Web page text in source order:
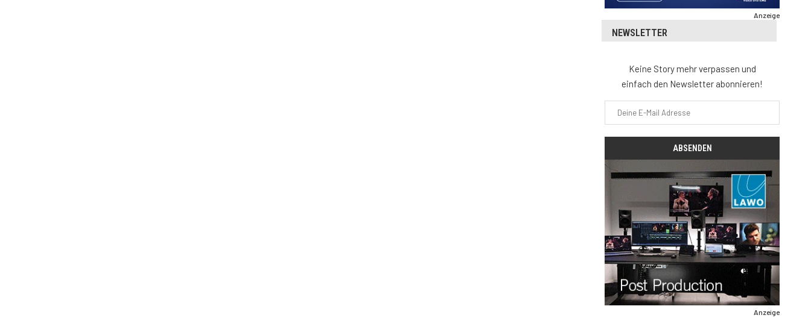
Anzeige
NEWSLETTER
Keine Story mehr verpassen und
einfach den Newsletter abonnieren!
Anzeige